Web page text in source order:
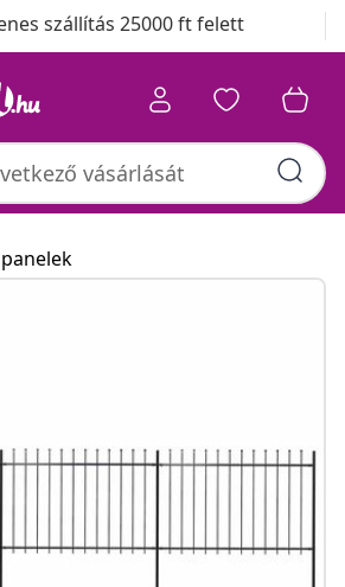
szállítás 25000 ft felett